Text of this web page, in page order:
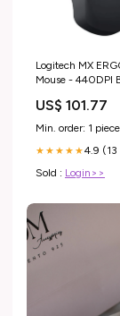
Logitech MX
Mouse - 440DPI
Optical Mouse
ERGO S
US$ 101.77
Min. order: 1 piece
★★★★★4.9 (13
Sold : Login>>